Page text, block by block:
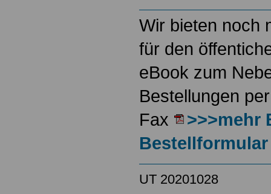
Wir bieten noch
für den
eBook zum
Bestellungen
Fax
>>>mehr
Bestellformular
UT 20201028